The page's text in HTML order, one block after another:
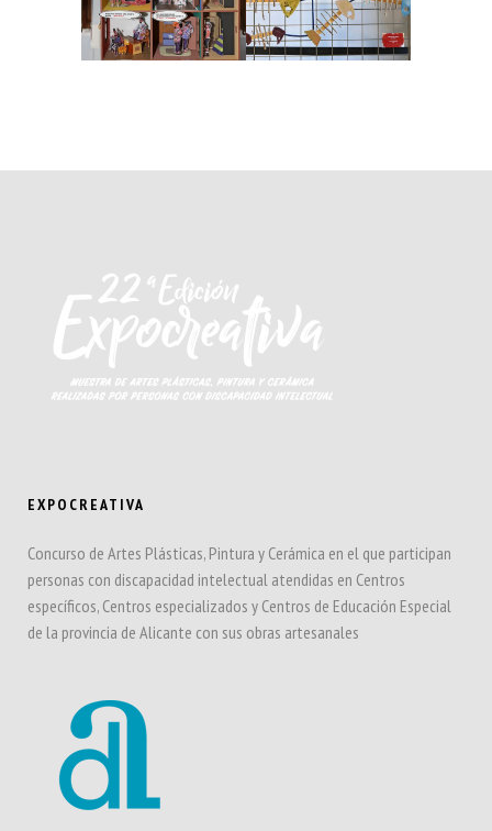
ZOOM VIEW
ZOOM VIEW
EXPOCREATIVA
Concurso de Artes Plásticas, Pintura y Cerámica en el que participan
personas con discapacidad intelectual atendidas en Centros
específicos, Centros especializados y Centros de Educación Especial
de la provincia de Alicante con sus obras artesanales